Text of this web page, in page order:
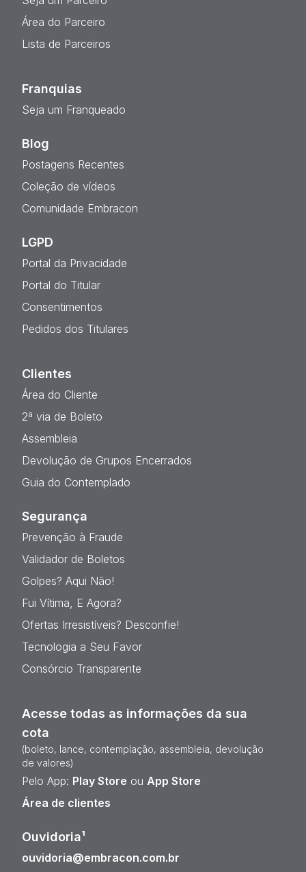
Área do Parceiro
Lista de Parceiros
Franquias
Seja um Franqueado
Blog
Postagens Recentes
Coleção de vídeos
Comunidade Embracon
LGPD
Portal da Privacidade
Portal do Titular
Consentimentos
Pedidos dos Titulares
Clientes
Área do Cliente
2ª via de Boleto
Assembleia
Devolução de Grupos Encerrados
Guia do Contemplado
Segurança
Prevenção à Fraude
Validador de Boletos
Golpes? Aqui Não!
Fui Vítima, E Agora?
Ofertas Irresistíveis? Desconfie!
Tecnologia a Seu Favor
Consórcio Transparente
Acesse todas as informações da sua
cota
(boleto, lance, contemplação, assembleia, devolução
de valores)
Pelo App: Play Store ou App Store
Área de clientes
Ouvidoria¹
ouvidoria@embracon.com.br